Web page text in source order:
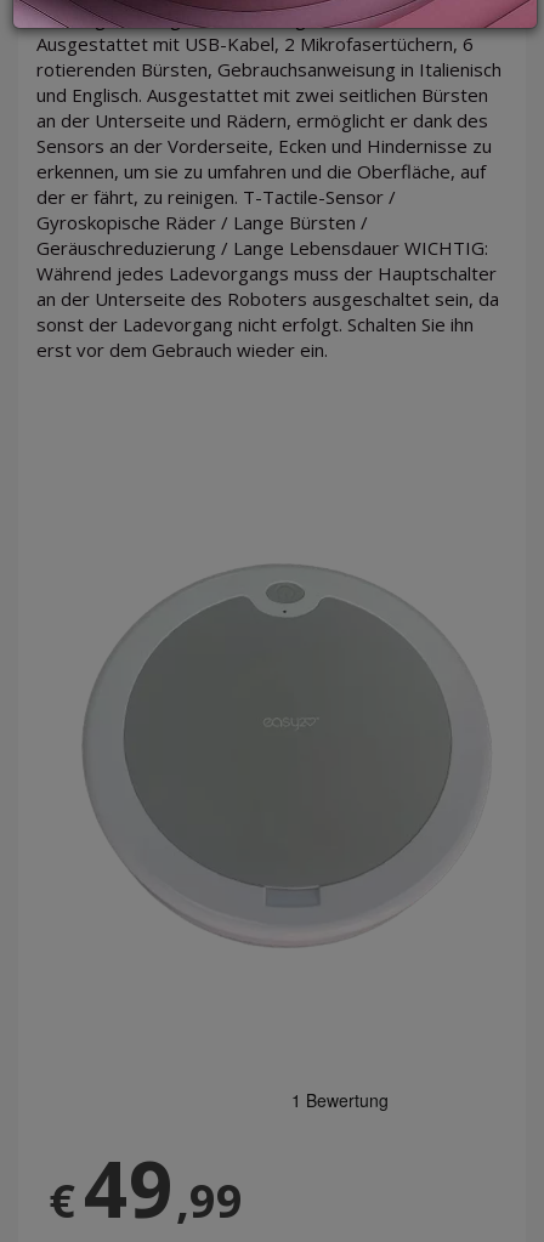
LOGIN
Fassungsvermögen des Auffangbehälters 320 ml
Ausgestattet mit USB-Kabel, 2 Mikrofasertüchern, 6
rotierenden Bürsten, Gebrauchsanweisung in Italienisch
und Englisch. Ausgestattet mit zwei seitlichen Bürsten
an der Unterseite und Rädern, ermöglicht er dank des
Sensors an der Vorderseite, Ecken und Hindernisse zu
erkennen, um sie zu umfahren und die Oberfläche, auf
der er fährt, zu reinigen. T-Tactile-Sensor /
Gyroskopische Räder / Lange Bürsten /
Geräuschreduzierung / Lange Lebensdauer WICHTIG:
Während jedes Ladevorgangs muss der Hauptschalter
an der Unterseite des Roboters ausgeschaltet sein, da
sonst der Ladevorgang nicht erfolgt. Schalten Sie ihn
erst vor dem Gebrauch wieder ein.
€49,99